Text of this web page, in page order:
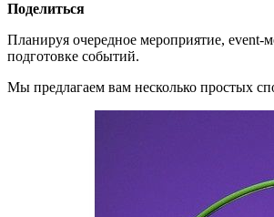
Поделиться
Планируя очередное мероприятие, event-
подготовке событий.
Мы предлагаем вам несколько простых